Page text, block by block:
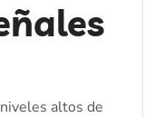
altos de